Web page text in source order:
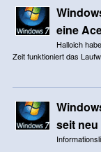
eine
Halloich
Zeit funktioniert das
seit